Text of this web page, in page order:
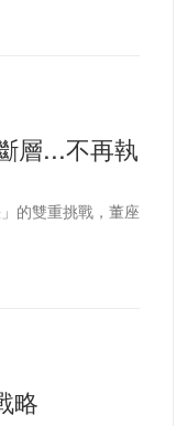
層...不再執
的雙重挑戰，董座
略